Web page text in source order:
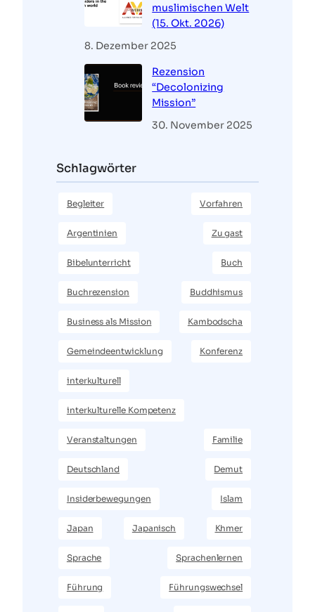
muslimischen Welt
(15. Okt. 2026)
8. Dezember 2025
Rezension
“Decolonizing
Mission”
30. November 2025
Schlagwörter
Begleiter Vorfahren
Argentinien Zu gast
Bibelunterricht Buch
Buchrezension Buddhismus
Business als Mission Kambodscha
Gemeindeentwicklung Konferenz
interkulturell
interkulturelle Kompetenz
Veranstaltungen Familie
Deutschland Demut
Insiderbewegungen Islam
Japan Japanisch Khmer
Sprache Sprachenlernen
Führung Führungswechsel